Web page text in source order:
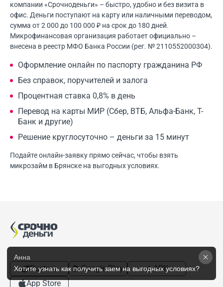
компании «Срочноденьги» – быстро, удобно и без визита в
офис. Деньги поступают на карту или наличными переводом,
сумма от 2 000 до 100 000 ₽ на срок до 180 дней.
Микрофинансовая организация работает официально –
внесена в реестр МФО Банка России (рег. № 2110552000304).
Оформление онлайн по паспорту гражданина РФ
Без справок, поручителей и залога
Процентная ставка 0,8% в день
Перевод на карты МИР (Сбер, ВТБ, Альфа-Банк, Т-
Банк и другие)
Решение круглосуточно – деньги за 15 минут
Подайте онлайн-заявку прямо сейчас, чтобы взять
микрозайм в Брянске на выгодных условиях.
Rustore Google Play
APK
App Store
Анна
Хотите узнать как получить заем на выгодных условиях?